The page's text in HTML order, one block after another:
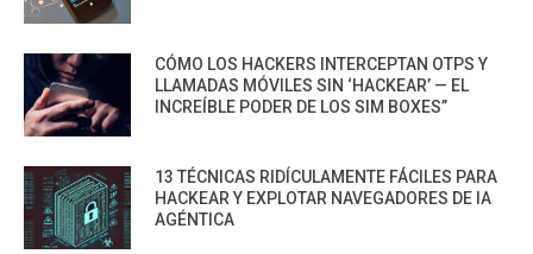
CÓMO LOS HACKERS INTERCEPTAN OTPS Y
LLAMADAS MÓVILES SIN ‘HACKEAR’ — EL
INCREÍBLE PODER DE LOS SIM BOXES”
13 TÉCNICAS RIDÍCULAMENTE FÁCILES PARA
HACKEAR Y EXPLOTAR NAVEGADORES DE IA
AGÉNTICA